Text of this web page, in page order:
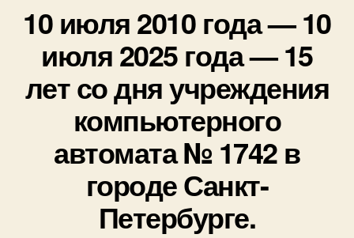
10 июля 2010 года — 10
июля 2025 года — 15
лет со дня учреждения
компьютерного
автомата № 1742 в
городе Санкт-
Петербурге.